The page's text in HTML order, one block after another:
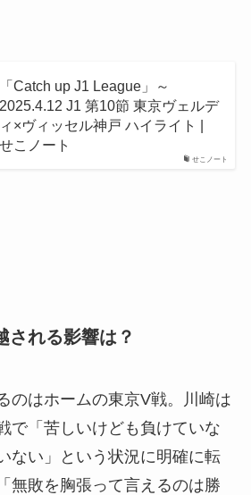
せこノート
「Catch up J1 League」～
2025.4.12 J1 第10節 東京ヴェルデ
ィ×ヴィッセル神戸 ハイライト |
せこノート
される影響は？
のはホームの東京V戦。川崎は
で「苦しいけども負けていな
ない」という状況に明確に転
無敗を胸張って言えるのは勝